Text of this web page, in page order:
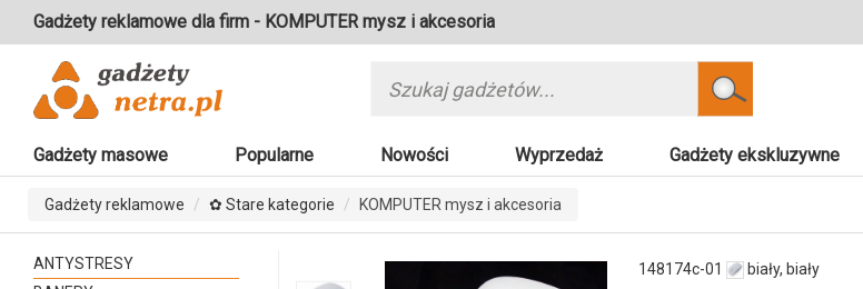
Gadżety reklamowe dla firm - KOMPUTER mysz i akcesoria
Szukaj
Gadżety masowe Popularne Nowości Wyprzedaż Gadżety ekskluzywne
Gadżety reklamowe ✿ Stare kategorie KOMPUTER mysz i akcesoria
ANTYSTRESY
148174c-01 biały, biały